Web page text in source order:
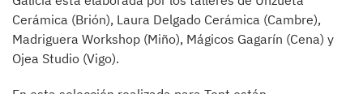
Cerámica (Brión), Laura Delgado Cerámica (Cambre),
Madriguera Workshop (Miño), Mágicos Gagarín (Cena) y
Ojea Studio (Vigo).